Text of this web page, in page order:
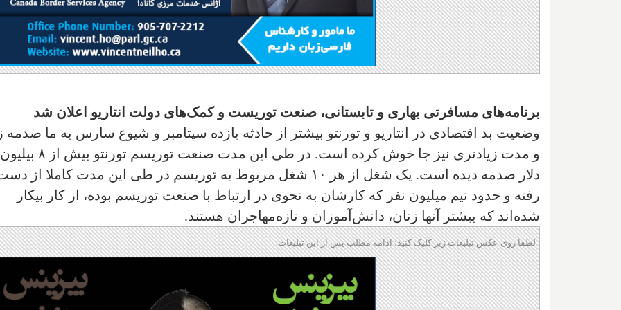
برنامه‌‌های مسافرتی بهاری و تابستانی، صنعت توریست و کمک‌های دولت انتاریو اعلان شد
وضعیت بد اقتصادی در انتاریو و تورنتو بیشتر از حادثه یازده سپتامبر و شیوع سارس به ما صدمه
و مدت زیادتری نیز جا خوش کرده است. در طی این مدت صنعت توریسم تورنتو بیش از ۸ بیلیون
دلار صدمه دیده است. یک شغل از هر ۱۰ شغل مربوط به توریسم در طی این مدت کاملا از
رفته و حدود نیم میلیون نفر که کارشان به نحوی در ارتباط با صنعت توریسم بوده، از کار بیکار
شده‌اند که بیشتر آنها زنان، دانش‌آموزان و تازه‌مهاجران هستند.
لطفا روی عکس تبلیغات زیر کلیک کنید؛ ادامه مطلب پس از این تبلیغات